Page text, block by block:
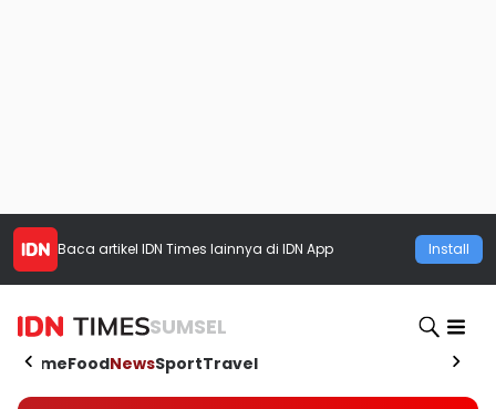
Baca artikel IDN Times lainnya di IDN App Install
SUMSEL
HomeFoodNewsSportTravel